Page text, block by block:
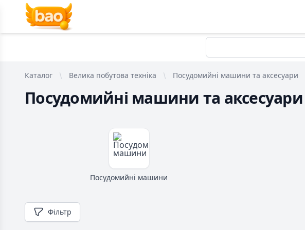
Каталог Велика побутова техніка Посудомийні машини та аксесуари
Посудомийні машини та аксесуари
Посудомийні машини
Фільтр